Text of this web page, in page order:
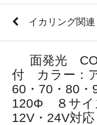
イカリング関連
面発光
付 カラー：
60・70・80・
120Φ ８サ
12V・24V対